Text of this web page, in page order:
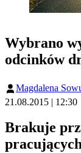
Wybrano
odcinków
Magdalena
21.08.2015 | 12:30
Brakuje